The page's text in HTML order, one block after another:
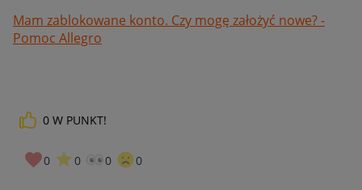
Mam zablokowane konto. Czy mogę założyć nowe? -
Pomoc Allegro
0 W PUNKT!
0 0 0 0